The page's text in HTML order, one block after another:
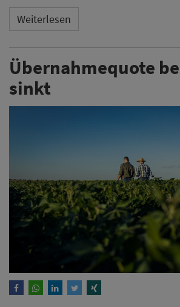
Weiterlesen
Übernahmequote
sinkt